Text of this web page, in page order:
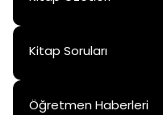
Kitap Soruları
Öğretmen Haberleri